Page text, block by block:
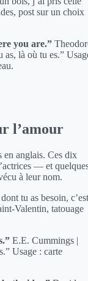
post sur un choix
you are.”
as, là où tu es.”
l’amour
en anglais. Ces dix
— et
à leur nom.
tu as besoin, c’est
Valentin, tatouage
E.E. Cummings |
Usage : carte